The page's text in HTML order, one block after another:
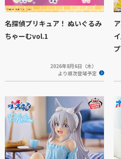
名探偵プリキュア！ ぬいぐるみ
ちゃーむvol.1
2026年8月6日（木）
より順次登場予定
プ